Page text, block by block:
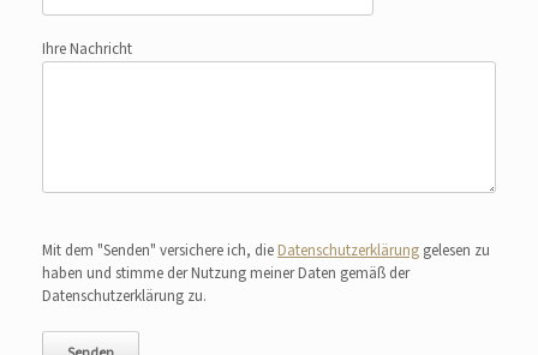
Ihre Nachricht
Mit dem "Senden" versichere ich, die Datenschutzerklärung gelesen zu
haben und stimme der Nutzung meiner Daten gemäß der
Datenschutzerklärung zu.